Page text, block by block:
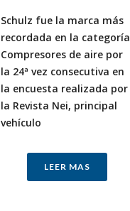
Schulz fue la marca más
recordada en la categoría
Compresores de aire por
la 24ª vez consecutiva en
la encuesta realizada por
la Revista Nei, principal
vehículo
LEER MAS